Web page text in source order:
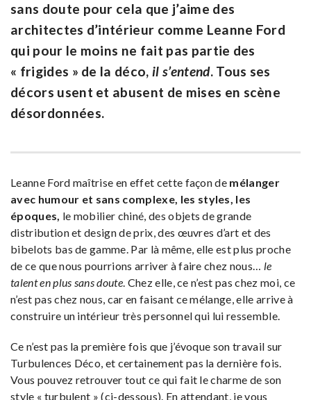
sans doute pour cela que j’aime des
architectes d’intérieur comme Leanne Ford
qui pour le moins ne fait pas partie des
« frigides » de la déco,il s’entend. Tous ses
décors usent et abusent de mises en scène
désordonnées.
Leanne Ford maîtrise en effet cette façon de mélanger
avec humour et sans complexe, les styles, les
époques, le mobilier chiné, des objets de grande
distribution et design de prix, des œuvres d’art et des
bibelots bas de gamme. Par là même, elle est plus proche
de ce que nous pourrions arriver à faire chez nous… le
talent en plus sans doute. Chez elle, ce n’est pas chez moi, ce
n’est pas chez nous, car en faisant ce mélange, elle arrive à
construire un intérieur très personnel qui lui ressemble.
Ce n’est pas la première fois que j’évoque son travail sur
Turbulences Déco, et certainement pas la dernière fois.
Vous pouvez retrouver tout ce qui fait le charme de son
style « turbulent » (ci-dessous). En attendant, je vous